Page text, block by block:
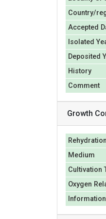
Country/
Accepted
Isolated
Deposited
History
Comment
Growth
Medium
Cultivation
Oxygen